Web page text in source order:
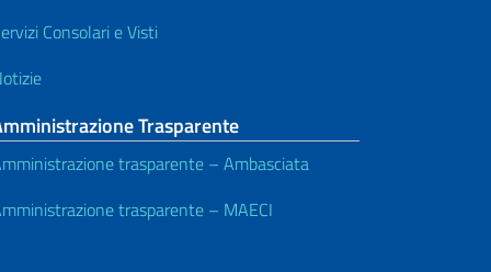
Consolari e Visti
Trasparente
trasparente – Ambasciata
trasparente – MAECI